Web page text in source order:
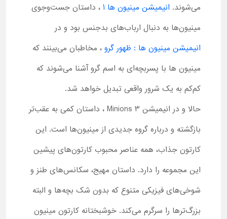
می‌شوند. انیمیشن مینیون ها 1
، داستان جست‌وجوی
مینیون‌ها به دنبال اربا‌ب‌های بدجنس بود و در
انیمیشن مینیون ها : ظهور گرو ، مخاطبان می‌بینند که
مینیون ها با پسربچه‌ای به اسم گرو آشنا می‌شوند که
کم‌کم به یک شرور واقعی تبدیل خواهد شد.
حالا و در انیمیشن Minions 3 ، داستان کمی به عقب‌تر
بازگشته و درباره گروه جدیدی از مینیون‌ها است. این
کارتون جذاب، همه عناصر محبوب کارتون‌های پیشین
این مجموعه را دارد. داستان مهیج، سکانس‌های طنز و
شوخی‌های فیزیکی متنوع که بدون شک بچه‌ها و البته
بزرگ‌ترها را سرگرم می‌کند. خوشبختانه کارتون مینیون